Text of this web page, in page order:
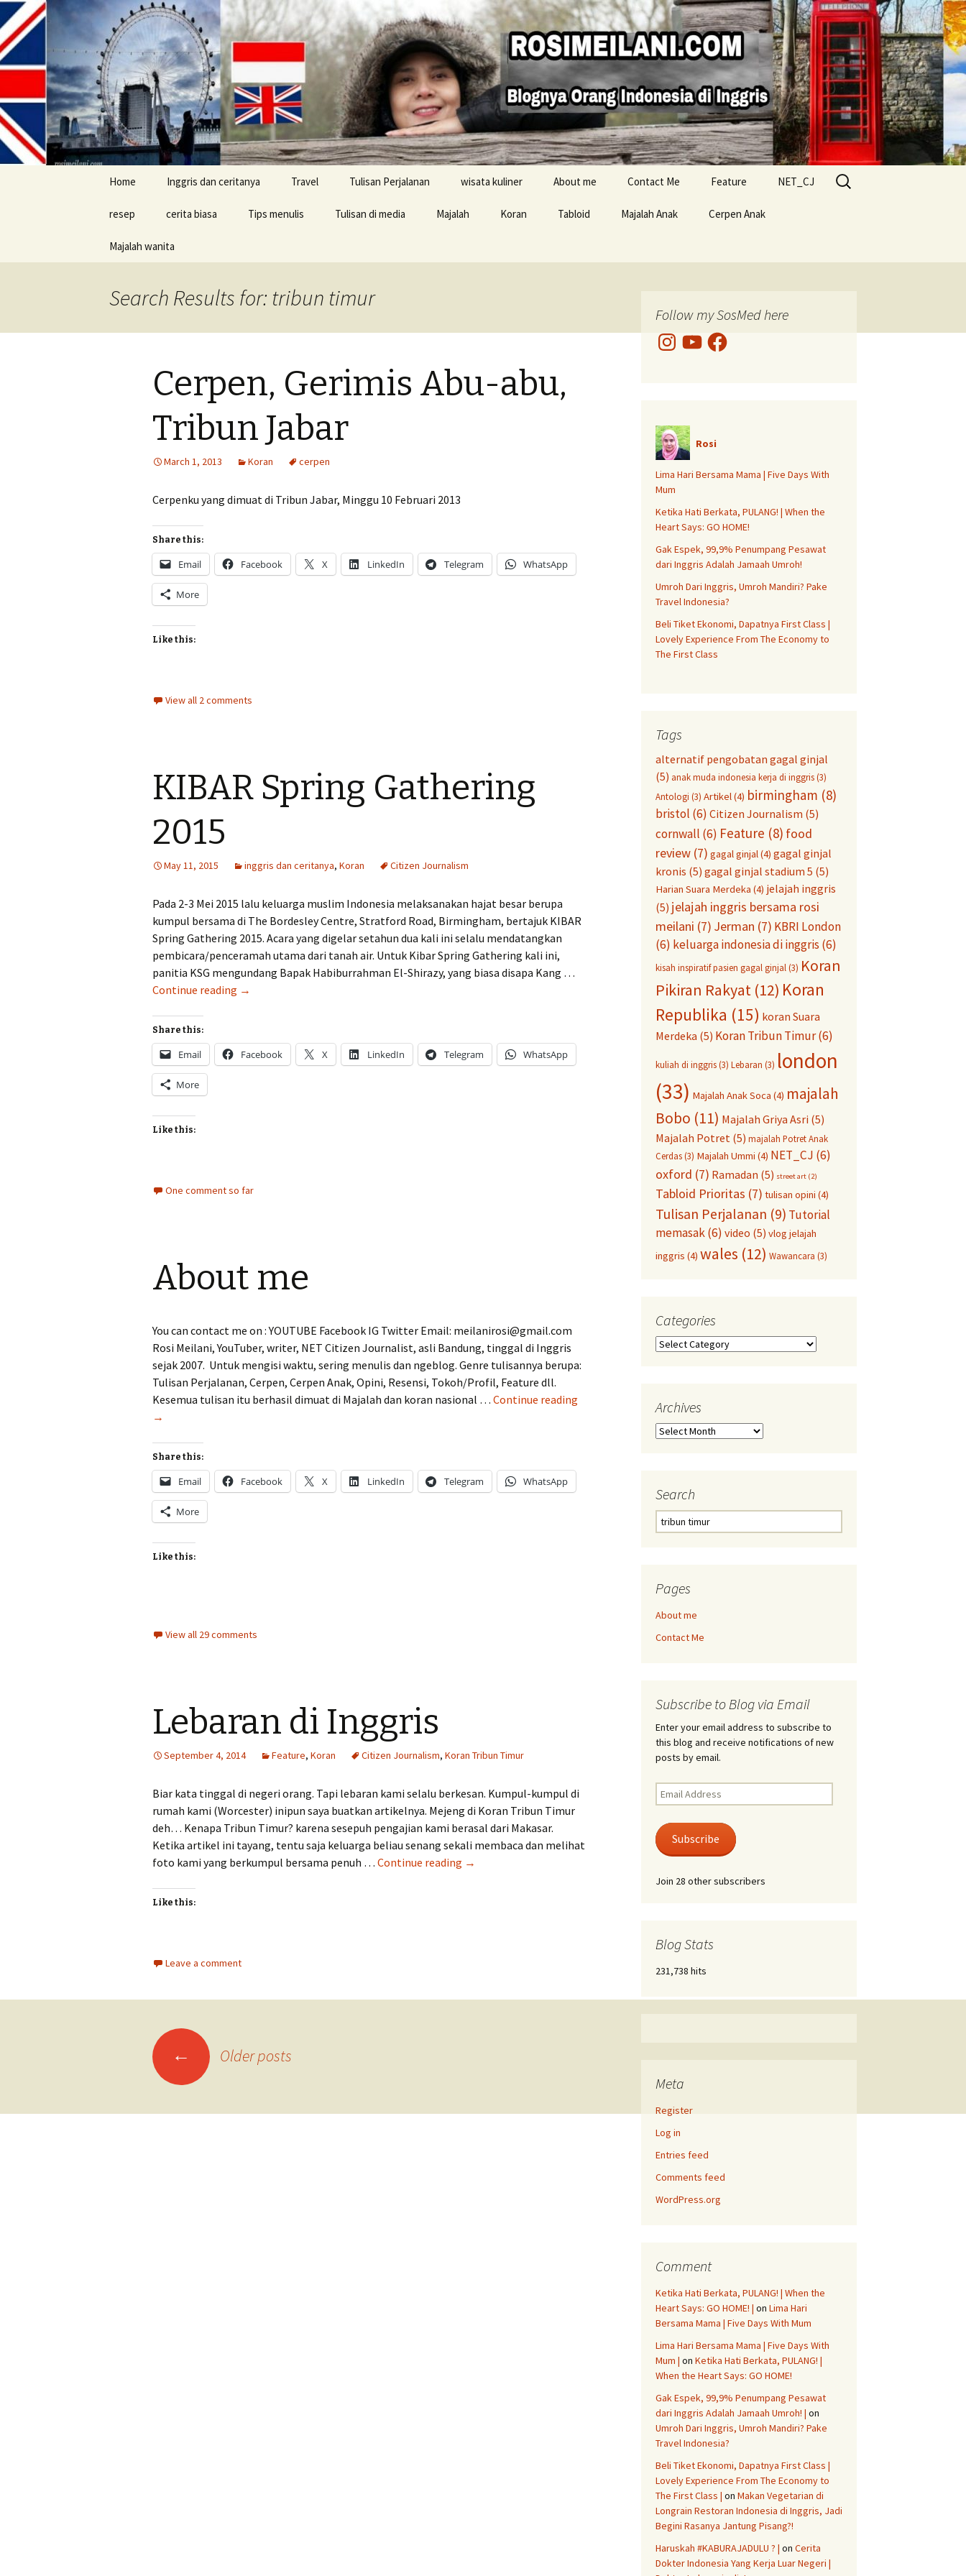
Home Inggris dan ceritanya Travel Tulisan Perjalanan wisata kuliner About me Contact Me Feature NET_CJ
resep cerita biasa Tips menulis
Tips menulis cerita anak
perjalanan
Tulisan di media Majalah Koran Tabloid Majalah Anak Cerpen Anak
Majalah wanita
Search
for:
Search Results for: tribun timur
Cerpen, Gerimis Abu-abu,
Tribun Jabar
March 1, 2013 Koran cerpen
Cerpenku yang dimuat di Tribun Jabar, Minggu 10 Februari 2013
Share this:
Email Facebook X LinkedIn Telegram WhatsApp
More
Like this:
View all 2 comments
KIBAR Spring Gathering
2015
May 11, 2015 inggris dan ceritanya, Koran Citizen Journalism
Pada 2-3 Mei 2015 lalu keluarga muslim Indonesia melaksanakan hajat besar berupa
kumpul bersama di The Bordesley Centre, Stratford Road, Birmingham, bertajuk KIBAR
Spring Gathering 2015. Acara yang digelar setahun dua kali ini selalu mendatangkan
pembicara/penceramah utama dari tanah air. Untuk Kibar Spring Gathering kali ini,
panitia KSG mengundang Bapak Habiburrahman El-Shirazy, yang biasa disapa Kang …
Continue reading KIBAR
2015
→
Share this:
Email Facebook X LinkedIn Telegram WhatsApp
More
Like this:
One comment so far
About me
You can contact me on : YOUTUBE Facebook IG Twitter Email: meilanirosi@gmail.com
Rosi Meilani, YouTuber, writer, NET Citizen Journalist, asli Bandung, tinggal di Inggris
sejak 2007. Untuk mengisi waktu, sering menulis dan ngeblog. Genre tulisannya berupa:
Tulisan Perjalanan, Cerpen, Cerpen Anak, Opini, Resensi, Tokoh/Profil, Feature dll.
Kesemua tulisan itu berhasil dimuat di Majalah dan koran nasional … Continue reading
→
Share this:
Email Facebook X LinkedIn Telegram WhatsApp
More
Like this:
View all 29 comments
Lebaran di Inggris
September 4, 2014 Feature, Koran Citizen Journalism, Koran Tribun Timur
Biar kata tinggal di negeri orang. Tapi lebaran kami selalu berkesan. Kumpul-kumpul di
rumah kami (Worcester) inipun saya buatkan artikelnya. Mejeng di Koran Tribun Timur
deh… Kenapa Tribun Timur? karena sesepuh pengajian kami berasal dari Makasar.
Ketika artikel ini tayang, tentu saja keluarga beliau senang sekali membaca dan melihat
foto kami yang berkumpul bersama penuh … Continue reading Lebaran
→
Like this:
Leave a comment
navigation
← Older posts
Follow my SosMed here
InstagramYouTubeFacebook
Rosi
Lima Hari Bersama Mama | Five Days With
Mum
Ketika Hati Berkata, PULANG! | When the
Heart Says: GO HOME!
Gak Espek, 99,9% Penumpang Pesawat
dari Inggris Adalah Jamaah Umroh!
Umroh Dari Inggris, Umroh Mandiri? Pake
Travel Indonesia?
Beli Tiket Ekonomi, Dapatnya First Class |
Lovely Experience From The Economy to
The First Class
Tags
alternatif pengobatan gagal ginjal
(5) anak muda indonesia kerja di inggris(3)
Antologi (3) Artikel(4) birmingham (8)
bristol (6) Citizen Journalism (5)
cornwall (6) Feature (8) food
review (7) gagal ginjal(4) gagal ginjal
kronis (5) gagal ginjal stadium 5 (5)
Harian Suara Merdeka (4) jelajah inggris
(5) jelajah inggris bersama rosi
meilani (7) Jerman (7) KBRI London
(6) keluarga indonesia di inggris(6)
kisah inspiratif pasien gagal ginjal (3) Koran
Pikiran Rakyat (12) Koran
Republika (15) koran Suara
Merdeka (5) Koran Tribun Timur(6)
kuliah di inggris(3) Lebaran (3) london
(33) Majalah Anak Soca (4) majalah
Bobo (11) Majalah Griya Asri (5)
Majalah Potret (5) majalah Potret Anak
Cerdas(3) Majalah Ummi (4) NET_CJ (6)
oxford (7) Ramadan (5) street art (2)
Tabloid Prioritas (7) tulisan opini (4)
Tulisan Perjalanan (9) Tutorial
memasak(6) video (5) vlog jelajah
inggris (4) wales (12) Wawancara (3)
Categories
Categories
Archives
Archives
Search
Search
for:
Pages
About me
Contact Me
Subscribe to Blog via Email
Enter your email address to subscribe to
this blog and receive notifications of new
posts by email.
Email
Address
Subscribe
Join 28 other subscribers
Blog Stats
231,738 hits
Meta
Register
Log in
Entries feed
Comments feed
WordPress.org
Comment
Ketika Hati Berkata, PULANG! | When the
Heart Says: GO HOME! | on Lima Hari
Bersama Mama | Five Days With Mum
Lima Hari Bersama Mama | Five Days With
Mum | on Ketika Hati Berkata, PULANG! |
When the Heart Says: GO HOME!
Gak Espek, 99,9% Penumpang Pesawat
dari Inggris Adalah Jamaah Umroh! | on
Umroh Dari Inggris, Umroh Mandiri? Pake
Travel Indonesia?
Beli Tiket Ekonomi, Dapatnya First Class |
Lovely Experience From The Economy to
The First Class | on Makan Vegetarian di
Longrain Restoran Indonesia di Inggris, Jadi
Begini Rasanya Jantung Pisang?!
Haruskah #KABURAJADULU ? | on Cerita
Dokter Indonesia Yang Kerja Luar Negeri |